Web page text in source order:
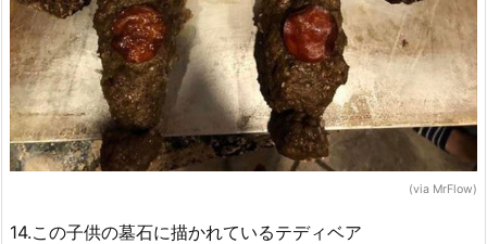
(via MrFlow)
14.この子供の墓石に描かれているテディベア